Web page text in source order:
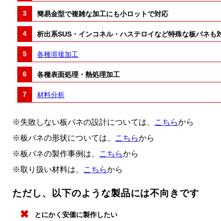
簡易金型で複雑な加工にも小ロットで対応
析出系SUS・インコネル・ハステロイなど特殊な板バネも
各種溶接加工
各種表面処理・熱処理加工
材料分析
※失敗しない板バネの設計については、 こちらから
※板バネの形状については、
こちらから
※板バネの製作事例は、
こちらから
※取り扱い材料は、
こちらから
ただし、以下のような製品には不向きです
とにかく安価に製作したい